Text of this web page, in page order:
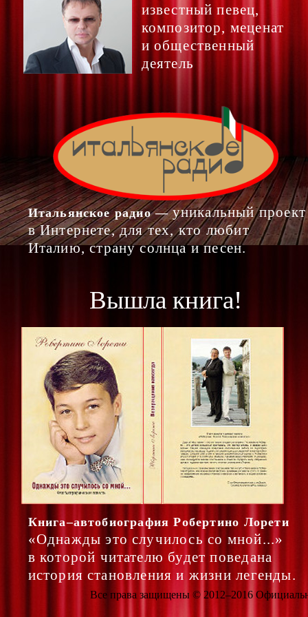
известный певец,
композитор, меценат
и общественный
деятель
Итальянское радио — уникальный проект
в Интернете, для тех, кто любит
Италию, страну солнца и песен.
Вышла книга!
Книга–автобиография Робертино Лорети
«Однажды это случилось со мной...»
в которой читателю будет поведана
история становления и жизни легенды.
Все права защищены © 2012–2016